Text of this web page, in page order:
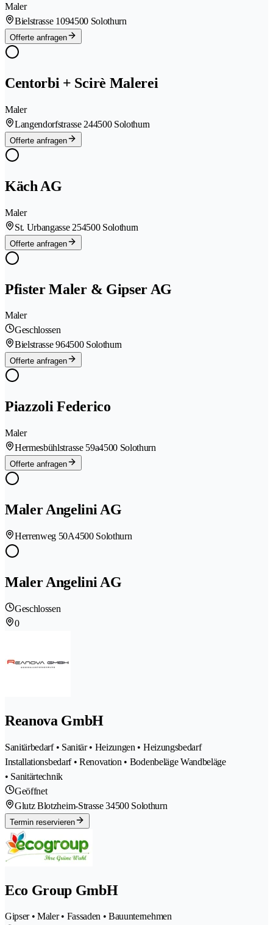
Maler
Bielstrasse 1094500 Solothurn
Offerte anfragen
Centorbi + Scirè Malerei
Maler
Langendorfstrasse 244500 Solothurn
Offerte anfragen
Käch AG
Maler
St. Urbangasse 254500 Solothurn
Offerte anfragen
Pfister Maler & Gipser AG
Maler
Geschlossen
Bielstrasse 964500 Solothurn
Offerte anfragen
Piazzoli Federico
Maler
Hermesbühlstrasse 59a4500 Solothurn
Offerte anfragen
Maler Angelini AG
Herrenweg 50A4500 Solothurn
Maler Angelini AG
Geschlossen
0
Reanova GmbH
Sanitärbedarf • Sanitär • Heizungen • Heizungsbedarf
Installationsbedarf • Renovation • Bodenbeläge Wandbeläge
• Sanitärtechnik
Geöffnet
Glutz Blotzheim-Strasse 34500 Solothurn
Termin reservieren
Eco Group GmbH
Gipser • Maler • Fassaden • Bauunternehmen